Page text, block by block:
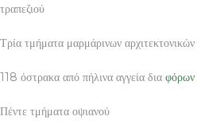
τραπεζιού
Τρία τμήματα μαρμάρινων
118 όστρακα από πήλινα αγγεία δια φόρων
Πέντε τμήματα οψιανού